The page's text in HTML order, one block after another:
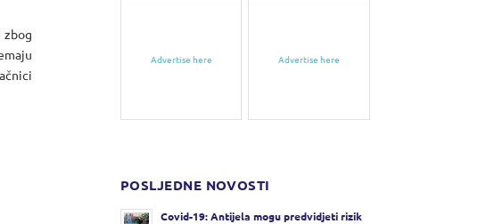
Advertise here Advertise here
POSLJEDNE NOVOSTI
Covid-19: Antijela mogu predvidjeti rizik